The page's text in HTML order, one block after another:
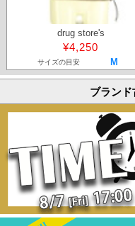
drug store's
¥4,250
サイズの目安 M
ブラン